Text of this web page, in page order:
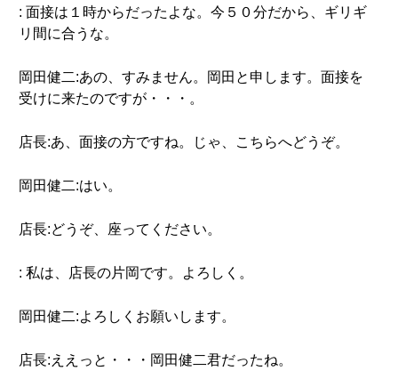
: 面接は１時からだったよな。今５０分だから、ギリギ
リ間に合うな。
岡田健二:あの、すみません。岡田と申します。面接を
受けに来たのですが・・・。
店長:あ、面接の方ですね。じゃ、こちらへどうぞ。
岡田健二:はい。
店長:どうぞ、座ってください。
: 私は、店長の片岡です。よろしく。
岡田健二:よろしくお願いします。
店長:ええっと・・・岡田健二君だったね。